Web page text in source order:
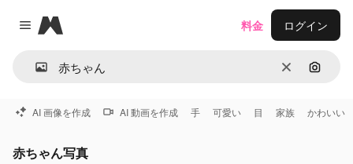
Close menu
Magnific
消去 画像で
料金 ログイン
AI 画像を作成 AI 動画を作成 手 可愛い 目 家族 かわいい
赤ちゃん写真